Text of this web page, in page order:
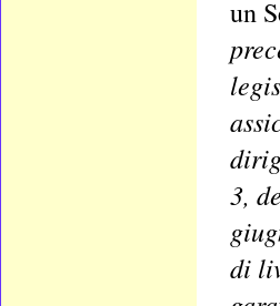
un
3,
di